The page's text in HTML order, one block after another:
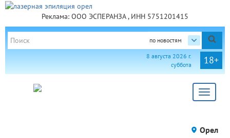
Реклама: ООО ЭСПЕРАНЗА , ИНН 5751201415
по новостям
18+
8 августа 2026 г.
суббота
Toggle
Орел